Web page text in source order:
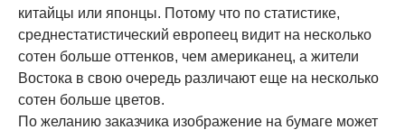
китайцы или японцы. Потому что по статистике,
среднестатистический европеец видит на несколько
сотен больше оттенков, чем американец, а жители
Востока в свою очередь различают еще на несколько
сотен больше цветов.
По желанию заказчика изображение на бумаге может